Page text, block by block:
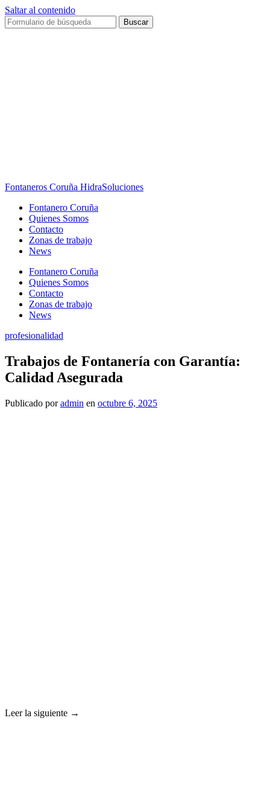
Saltar al contenido
Buscar
Fontaneros Coruña HidraSoluciones
Fontanero Coruña
Quienes Somos
Contacto
Zonas de trabajo
News
Fontanero Coruña
Quienes Somos
Contacto
Zonas de trabajo
News
profesionalidad
Trabajos de Fontanería con Garantía:
Calidad Asegurada
Publicado poradmin en octubre 6, 2025
Leer la siguiente →